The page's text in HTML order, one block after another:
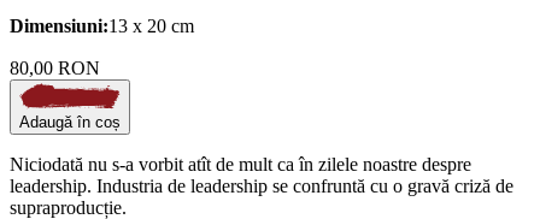
Dimensiuni:13 x 20 cm
80,00 RON
Adaugă în coș
Niciodată nu s-a vorbit atît de mult ca în zilele noastre despre
leadership. Industria de leadership se confruntă cu o gravă criză de
supraproducție.